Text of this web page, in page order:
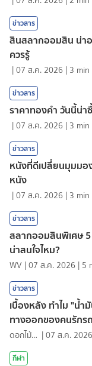
ข่าวสาร
สินสลากออมสิน น่าอ
ควรรู้
|07 ส.ค. 2026 | 3 min
ข่าวสาร
ราคาทองคํา วันนี้น่า
|07 ส.ค. 2026 | 3 min
ข่าวสาร
หนังที่ดีเปลี่ยนมุมมอ
หนัง
|07 ส.ค. 2026 | 3 min
ข่าวสาร
สลากออมสินพิเศษ 5
น่าสนใจไหม?
WV |07 ส.ค. 2026 | 5
ข่าวสาร
เบื้องหลัง ทำไม "น้ำ
ทางออกของคนรักร
ดอกไม้กับสายน้ำ |07 ส.ค. 2026
กีฬา